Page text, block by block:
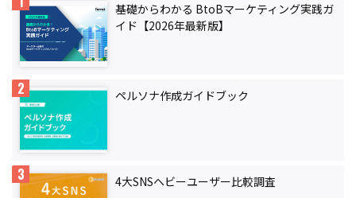
基礎からわかる BtoBマーケティング実践ガ
イド【2026年最新版】
ペルソナ作成ガイドブック
4大SNSヘビーユーザー比較調査